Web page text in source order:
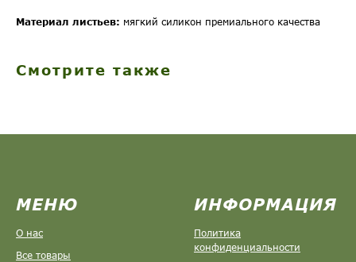
Материал листьев: мягкий силикон премиального качества
Смотрите также
МЕНЮ
О нас
Все товары
ИНФОРМАЦИЯ
Политика
конфиденциальности